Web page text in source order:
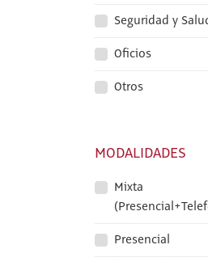
Seguridad y
Oficios
Otros
MODALIDADES
Mixta
Presencial